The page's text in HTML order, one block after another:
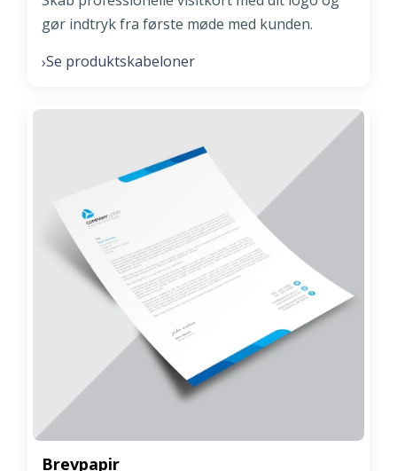
gør indtryk fra første møde med kunden.
›Se produktskabeloner
Brevpapir